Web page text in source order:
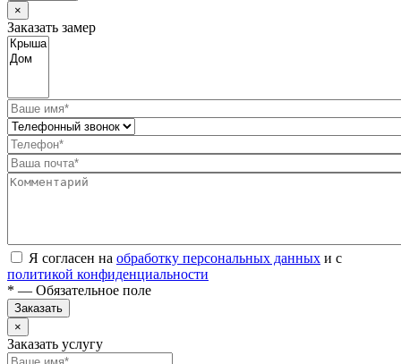
×
Заказать замер
Я согласен на обработку персональных данных и с
политикой конфиденциальности
* — Обязательное поле
Заказать
×
Заказать услугу